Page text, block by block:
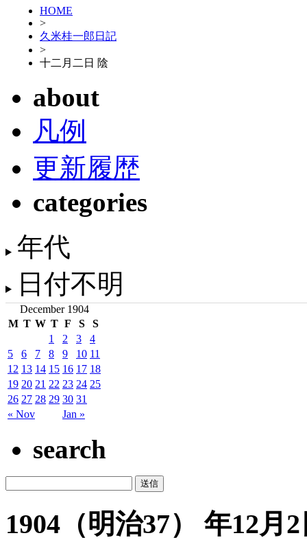
HOME
>
久米桂一郎日記
>
十二月二日 陰
about
凡例
更新履歴
categories
年代
日付不明
December 1904
M T W T F S S
« Nov Jan »
1 2 3
4
5
6 7 8 9 10 11
12 13 14 15 16 17 18
19 20 21 22 23 24 25
26 27 28 29 30 31
search
1904（明治37） 年12月